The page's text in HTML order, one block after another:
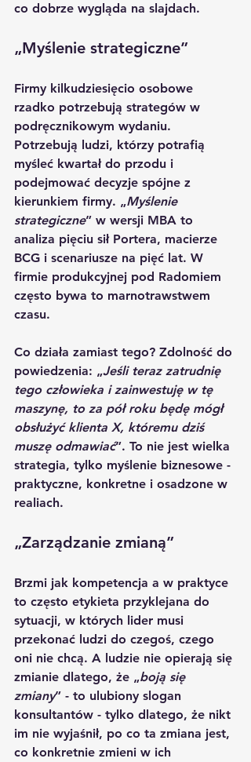
co dobrze wygląda na slajdach.
„Myślenie strategiczne”
Firmy kilkudziesięcio osobowe
rzadko potrzebują strategów w
podręcznikowym wydaniu.
Potrzebują ludzi, którzy potrafią
myśleć kwartał do przodu i
podejmować decyzje spójne z
kierunkiem firmy. „Myślenie
strategiczne” w wersji MBA to
analiza pięciu sił Portera, macierze
BCG i scenariusze na pięć lat. W
firmie produkcyjnej pod Radomiem
często bywa to marnotrawstwem
czasu.
Co działa zamiast tego? Zdolność do
powiedzenia: „Jeśli teraz zatrudnię
tego człowieka i zainwestuję w tę
maszynę, to za pół roku będę mógł
obsłużyć klienta X, któremu dziś
muszę odmawiać”. To nie jest wielka
strategia, tylko myślenie biznesowe -
praktyczne, konkretne i osadzone w
realiach.
„Zarządzanie zmianą”
Brzmi jak kompetencja a w praktyce
to często etykieta przyklejana do
sytuacji, w których lider musi
przekonać ludzi do czegoś, czego
oni nie chcą. A ludzie nie opierają się
zmianie dlatego, że „boją się
zmiany” - to ulubiony slogan
konsultantów - tylko dlatego, że nikt
im nie wyjaśnił, po co ta zmiana jest,
co konkretnie zmieni w ich